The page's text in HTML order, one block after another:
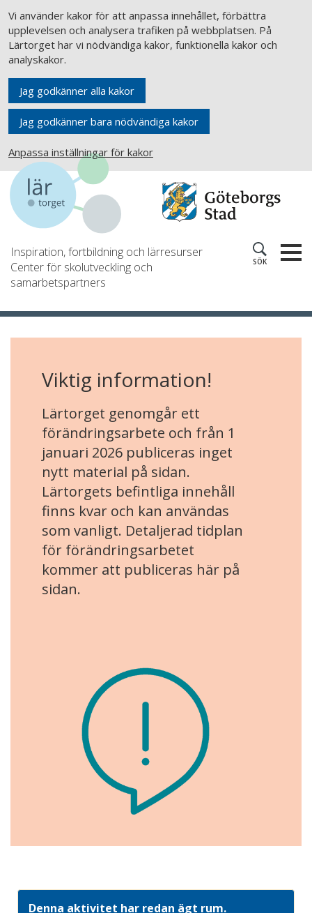
Vi använder kakor för att anpassa innehållet, förbättra
upplevelsen och analysera trafiken på webbplatsen. På
Lärtorget har vi nödvändiga kakor, funktionella kakor och
analyskakor.
Jag godkänner alla kakor
Jag godkänner bara nödvändiga kakor
Anpassa inställningar för kakor
Inspiration, fortbildning och lärresurser
Center för skolutveckling och
samarbetspartners
SÖK
Viktig information!
Lärtorget genomgår ett
förändringsarbete och från 1
januari 2026 publiceras inget
nytt material på sidan.
Lärtorgets befintliga innehåll
finns kvar och kan användas
som vanligt. Detaljerad tidplan
för förändringsarbetet
kommer att publiceras här på
sidan.
Denna aktivitet har redan ägt rum.